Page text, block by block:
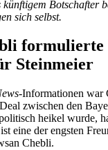
künftigem Botschafter
sich selbst.
formulierte
Steinmeier
-Informationen war
zwischen den
heikel wurde,
eine der engsten
Chebli.